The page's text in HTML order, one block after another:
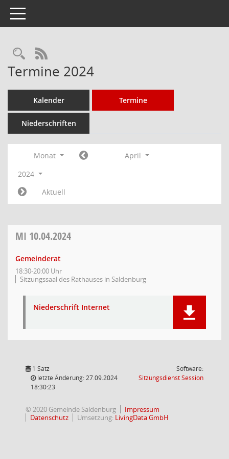
Toggle navigation
Rechercheauswahl
RSS-Feed
Termine 2024
Kalender Termine
Niederschriften
Monat
April
2024
Aktuell
MI 10.04.2024
Gemeinderat
18:30-20:00 Uhr
Sitzungssaal des Rathauses in Saldenburg
Niederschrift Internet
1 Satz
letzte Änderung: 27.09.2024
18:30:23
Software:
SitzungsdienstSession(Wird in
© 2020 Gemeinde Saldenburg
Impressum
Datenschutz
Umsetzung: LivingData GmbH